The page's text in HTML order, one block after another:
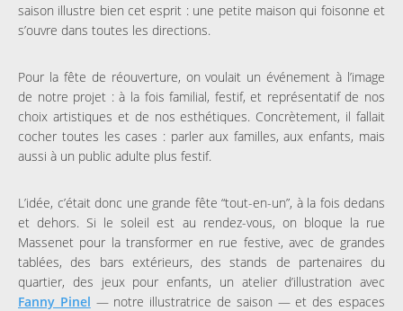
saison illustre bien cet esprit : une petite maison qui foisonne et
s’ouvre dans toutes les directions.
Pour la fête de réouverture, on voulait un événement à l’image
de notre projet : à la fois familial, festif, et représentatif de nos
choix artistiques et de nos esthétiques. Concrètement, il fallait
cocher toutes les cases : parler aux familles, aux enfants, mais
aussi à un public adulte plus festif.
L’idée, c’était donc une grande fête “tout-en-un”, à la fois dedans
et dehors. Si le soleil est au rendez-vous, on bloque la rue
Massenet pour la transformer en rue festive, avec de grandes
tablées, des bars extérieurs, des stands de partenaires du
quartier, des jeux pour enfants, un atelier d’illustration avec
Fanny Pinel — notre illustratrice de saison — et des espaces